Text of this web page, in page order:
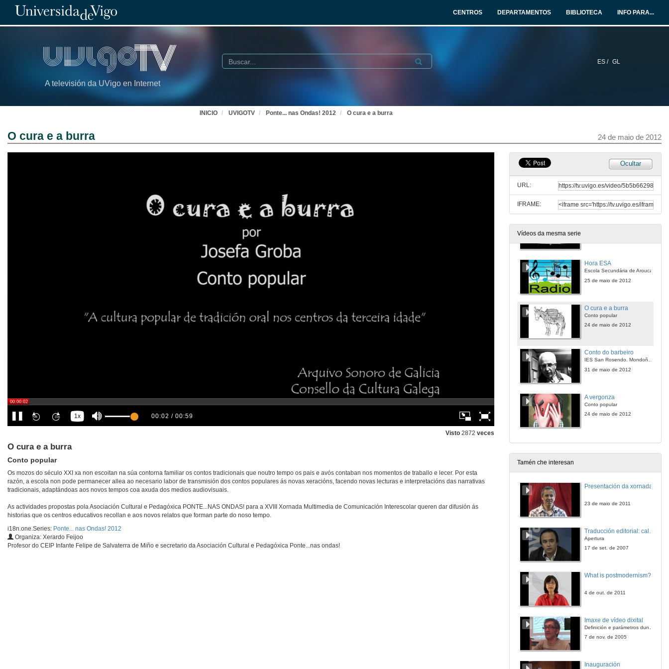
CENTROS DEPARTAMENTOS BIBLIOTECA INFO PARA...
A televisión da UVigo en Internet
ES / GL
Buscar Submit
INICIO UVIGOTV Ponte... nas Ondas! 2012 O cura e a burra
O cura e a burra 24 de maio de 2012
Visto 2872 veces
O cura e a burra
Conto popular
Os mozos do século XXI xa non escoitan na súa contorna familiar os contos tradicionais que noutro tempo os pais e avós contaban nos momentos de traballo e lecer. Por esta
razón, a escola non pode permanecer allea ao necesario labor de transmisión dos contos populares ás novas xeracións, facendo novas lecturas e interpretacións das narrativas
tradicionais, adaptándoas aos novos tempos coa axuda dos medios audiovisuais.
As actividades propostas pola Asociación Cultural e Pedagóxica PONTE...NAS ONDAS! para a XVIII Xornada Multimedia de Comunicación Interescolar queren dar difusión ás
historias que os centros educativos recollan e aos novos relatos que forman parte do noso tempo.
i18n.one.Series: Ponte... nas Ondas! 2012
Organiza: Xerardo Feijoo
Profesor do CEIP Infante Felipe de Salvaterra de Miño e secretario da Asociación Cultural e Pedagóxica Ponte...nas ondas!
Ocultar
URL:
IFRAME:
Vídeos da mesma serie
30 de maio de 2012
Conto popular
Colegio Gimnasio del Norte. Bogotá. Colombia
25 de maio de 2012
Hora ESA
Escola Secundária de Arouca
25 de maio de 2012
O cura e a burra
Conto popular
24 de maio de 2012
Conto do barbeiro
IES San Rosendo. Mondoñedo
31 de maio de 2012
A vergonza
Conto popular
24 de maio de 2012
Tamén che interesan
Presentación da xornada
23 de maio de 2011
Apertura
17 de set. de 2007
What is postmodernism?
4 de out. de 2011
Imaxe de vídeo dixital
Definición e parámetros dunha imaxe dixital. Resolución e Aspecto. Profundidade da cor. Compresión. Frame por segundo. Entrelazado. Campos, cadros
7 de nov. de 2005
Inauguración